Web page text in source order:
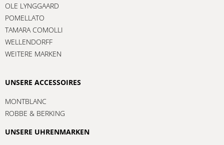
OLE LYNGGAARD
POMELLATO
TAMARA COMOLLI
WELLENDORFF
WEITERE MARKEN
UNSERE ACCESSOIRES
MONTBLANC
ROBBE & BERKING
UNSERE UHRENMARKEN